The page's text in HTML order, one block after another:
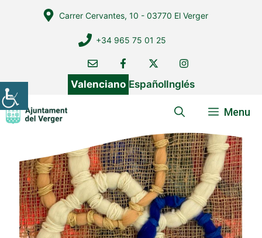
Carrer Cervantes, 10 - 03770 El Verger
+34 965 75 01 25
Valenciano EspañolInglés
Menu